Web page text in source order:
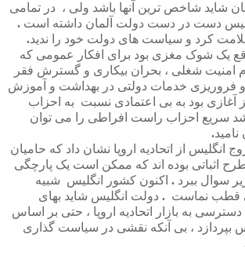
شاید شاخص ترین آنها باشد ولی ، در تمامی
دست در دست دولت آلمان داشته است .
کرد و سیاست های دولت خود را ندید.
یک شوک مغزی بود برای افکار عمومی که
امنیت شغلی ، بحران بیکاری و گسترش فقر
و فروریزی خدمات دولتی در بهداشت و آموزش
آغازی بود به بی اعتمادی نسبت به احزاب
سریع احزاب راست افراطی را می توان
نامید.
انگلیس از اتحادیه اروپا نشان داد که حامیان
اثباتی بوده اند که ممکن است یک پارچگی
سوال ببرد . اکنون کشور انگلیس شبیه
قطب نماست . دولت انگلیس شاید بهای
دسترسی به بازار اتحادیه اروپا ، حتی بر
اساس
بپردازد ، بی آنکه نقشی در سیاست گذاری